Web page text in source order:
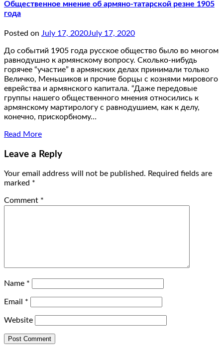
Общественное мнение об армяно-татарской резне 1905
года
Posted on July 17, 2020July 17, 2020
До событий 1905 года русское общество было во многом
равнодушно к армянскому вопросу. Сколько-нибудь
горячее “участие” в армянских делах принимали только
Величко, Меньшиков и прочие борцы с кознями мирового
еврейства и армянского капитала. “Даже передовые
группы нашего общественного мнения относились к
армянскому мартирологу с равнодушием, как к делу,
конечно, прискорбному…
Read More
Leave a Reply
Your email address will not be published. Required fields are
marked *
Comment *
Name *
Email *
Website